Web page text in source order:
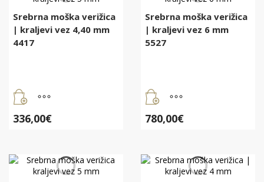
Srebrna moška verižica
| kraljevi vez 4,40 mm
4417
336,00€
Srebrna moška verižica
| kraljevi vez 6 mm
5527
780,00€